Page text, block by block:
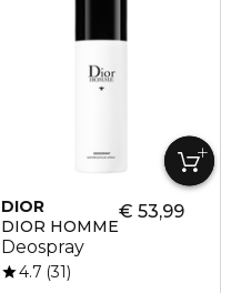
DIOR
DIOR HOMME
Deospray
€ 53,99
4.7 31